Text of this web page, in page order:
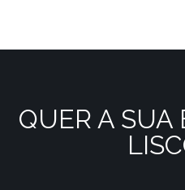
QUER A SUA